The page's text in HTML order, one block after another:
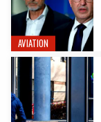
AVIATION